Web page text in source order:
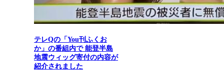
テレQの「You刊ふくお
か」の番組内で 能登半島
地震ウィッグ寄付の内容が
紹介されました